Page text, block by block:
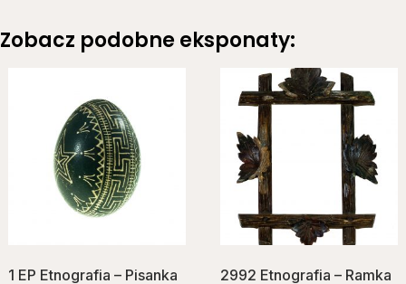
Zobacz podobne eksponaty:
1 EP Etnografia – Pisanka
2992 Etnografia – Ramka